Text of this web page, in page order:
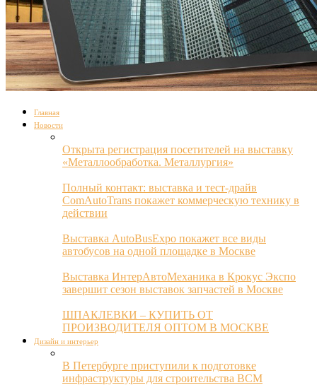
Главная
Новости
Открыта регистрация посетителей на выставку
«Металлообработка. Металлургия»
Полный контакт: выставка и тест-драйв
ComAutoTrans покажет коммерческую технику в
действии
Выставка AutoBusExpo покажет все виды
автобусов на одной площадке в Москве
Выставка ИнтерАвтоМеханика в Крокус Экспо
завершит сезон выставок запчастей в Москве
ШПАКЛЕВКИ – КУПИТЬ ОТ
ПРОИЗВОДИТЕЛЯ ОПТОМ В МОСКВЕ
Дизайн и интерьер
В Петербурге приступили к подготовке
инфраструктуры для строительства ВСМ